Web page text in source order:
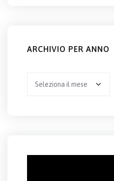
ARCHIVIO PER ANNO
per